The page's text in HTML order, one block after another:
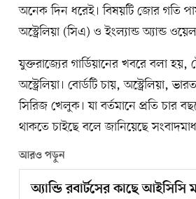
অনেক দিন ধরেই। বিষয়টি জোর গতি
অস্ট্রেলিয়া (সিএ) ও ইংল্যান্ড অ্যান্ড
যুক্তরাজ্যের গার্ডিয়ানের খবরে বলা হয়,
অস্ট্রেলিয়া। বোর্ডটি চায়, অস্ট্রেলিয়া,
সিরিজ খেলুক। যা বর্তমানে প্রতি চার
থাকতে চাইছে বলে জানিয়েছে
আরও পড়ুন
অ্যান্ডি রবার্টসের কাছে আইসিসি